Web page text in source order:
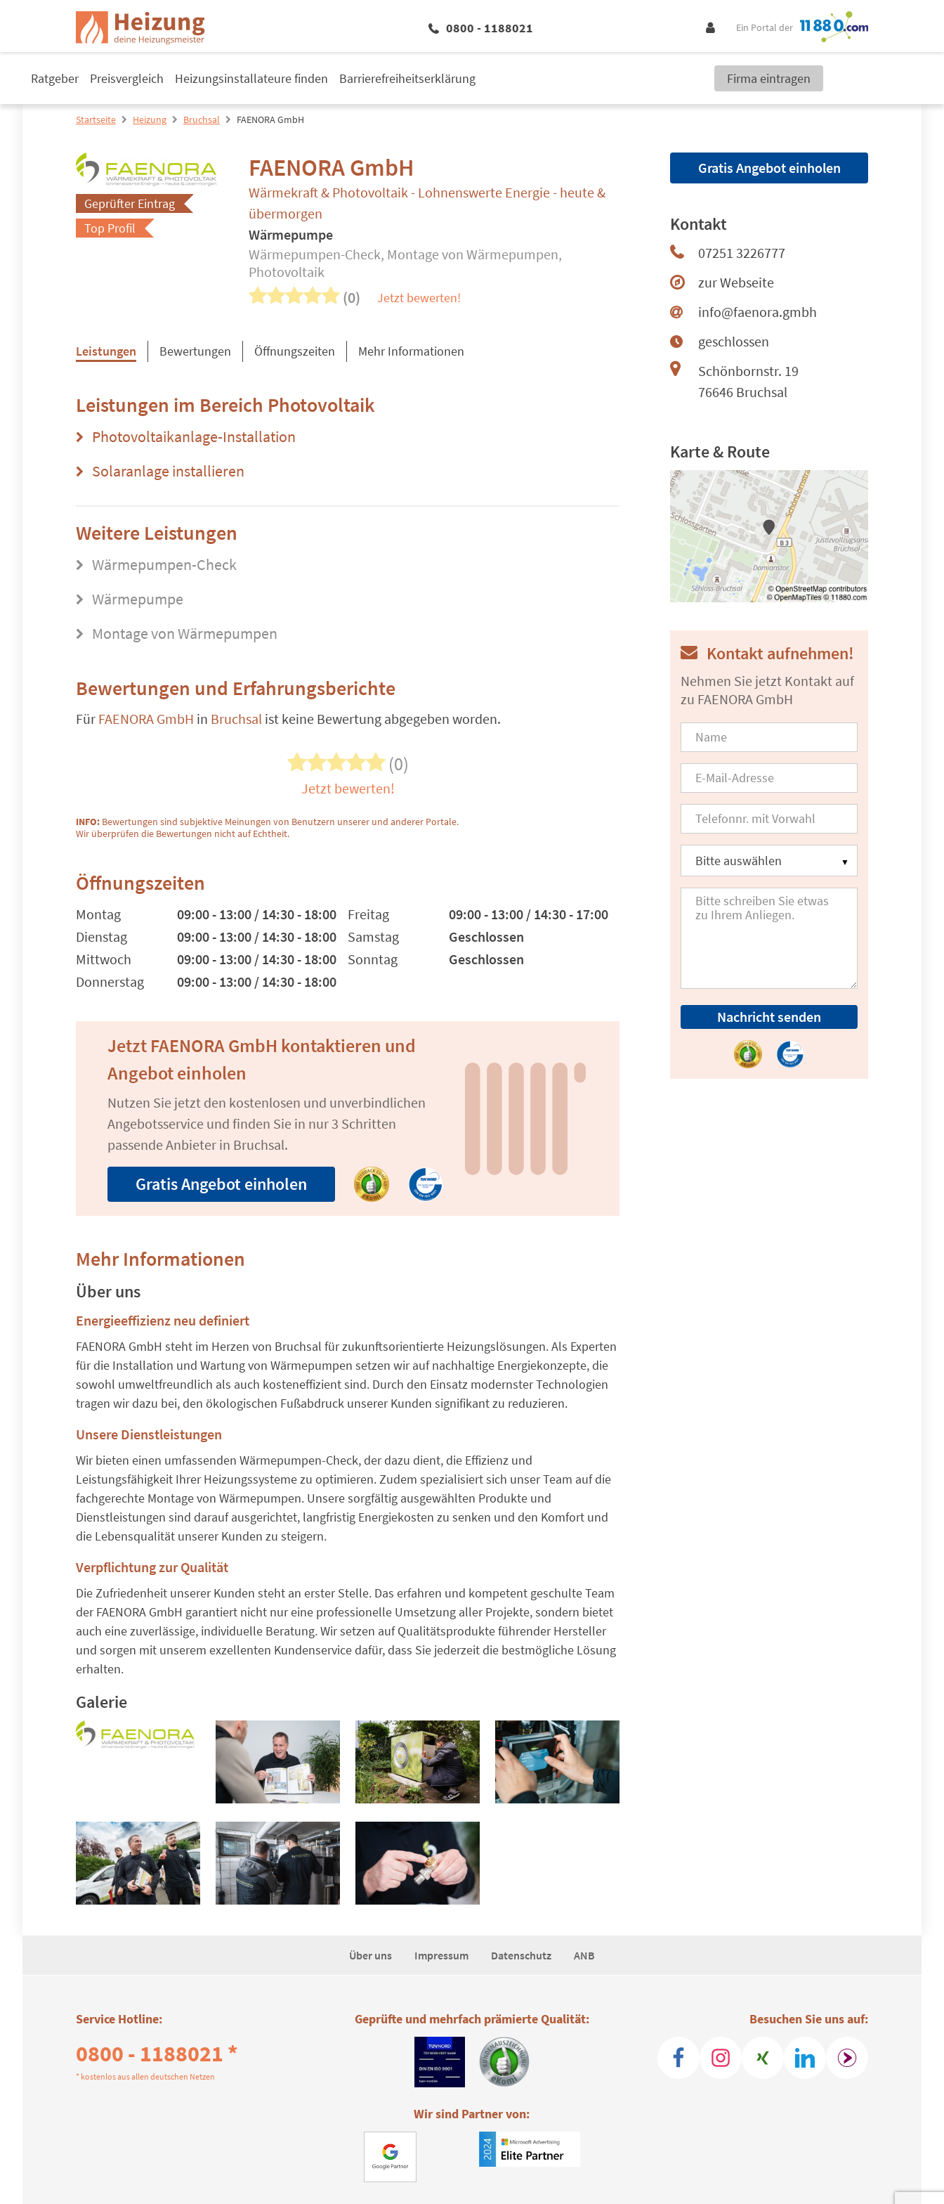
0800 - 1188021 Ein Portal der
Ratgeber Preisvergleich Heizungsinstallateure finden Barrierefreiheitserklärung Firma eintragen
Startseite Heizung Bruchsal FAENORA GmbH
FAENORA GmbH
Wärmekraft & Photovoltaik - Lohnenswerte Energie - heute &
übermorgen
Wärmepumpe
Wärmepumpen-Check, Montage von Wärmepumpen,
Photovoltaik
(0) Jetzt bewerten!
Geprüfter Eintrag
Top Profil
Leistungen Bewertungen Öffnungszeiten Mehr Informationen
Leistungen im Bereich Photovoltaik
Photovoltaikanlage-Installation
Solaranlage installieren
Weitere Leistungen
Wärmepumpen-Check
Wärmepumpe
Montage von Wärmepumpen
Bewertungen und Erfahrungsberichte
Für FAENORA GmbH in Bruchsal ist keine Bewertung abgegeben worden.
(0)
Jetzt bewerten!
INFO: Bewertungen sind subjektive Meinungen von Benutzern unserer und anderer Portale.
Wir überprüfen die Bewertungen nicht auf Echtheit.
Öffnungszeiten
Montag
09:00 - 13:00 / 14:30 - 18:00
Dienstag
09:00 - 13:00 / 14:30 - 18:00
Mittwoch
09:00 - 13:00 / 14:30 - 18:00
Donnerstag
09:00 - 13:00 / 14:30 - 18:00
Freitag
09:00 - 13:00 / 14:30 - 17:00
Samstag
Geschlossen
Sonntag
Geschlossen
Jetzt FAENORA GmbH kontaktieren und
Angebot einholen
Nutzen Sie jetzt den kostenlosen und unverbindlichen
Angebotsservice und finden Sie in nur 3 Schritten
passende Anbieter in Bruchsal.
Gratis Angebot einholen
Mehr Informationen
Über uns
Energieeffizienz neu definiert
FAENORA GmbH steht im Herzen von Bruchsal für zukunftsorientierte Heizungslösungen. Als Experten
für die Installation und Wartung von Wärmepumpen setzen wir auf nachhaltige Energiekonzepte, die
sowohl umweltfreundlich als auch kosteneffizient sind. Durch den Einsatz modernster Technologien
tragen wir dazu bei, den ökologischen Fußabdruck unserer Kunden signifikant zu reduzieren.
Unsere Dienstleistungen
Wir bieten einen umfassenden Wärmepumpen-Check, der dazu dient, die Effizienz und
Leistungsfähigkeit Ihrer Heizungssysteme zu optimieren. Zudem spezialisiert sich unser Team auf die
fachgerechte Montage von Wärmepumpen. Unsere sorgfältig ausgewählten Produkte und
Dienstleistungen sind darauf ausgerichtet, langfristig Energiekosten zu senken und den Komfort und
die Lebensqualität unserer Kunden zu steigern.
Verpflichtung zur Qualität
Die Zufriedenheit unserer Kunden steht an erster Stelle. Das erfahren und kompetent geschulte Team
der FAENORA GmbH garantiert nicht nur eine professionelle Umsetzung aller Projekte, sondern bietet
auch eine zuverlässige, individuelle Beratung. Wir setzen auf Qualitätsprodukte führender Hersteller
und sorgen mit unserem exzellenten Kundenservice dafür, dass Sie jederzeit die bestmögliche Lösung
erhalten.
Galerie
Gratis Angebot einholen
Kontakt
07251 3226777
zur Webseite
info@faenora.gmbh
geschlossen
Schönbornstr. 19
76646 Bruchsal
Karte & Route
Kontakt aufnehmen!
Nehmen Sie jetzt Kontakt auf
zu FAENORA GmbH
Nachricht senden
Über uns Impressum Datenschutz ANB
Service Hotline:
0800 - 1188021 *
* kostenlos aus allen deutschen Netzen
Besuchen Sie uns auf:
Geprüfte und mehrfach prämierte Qualität:
Wir sind Partner von: